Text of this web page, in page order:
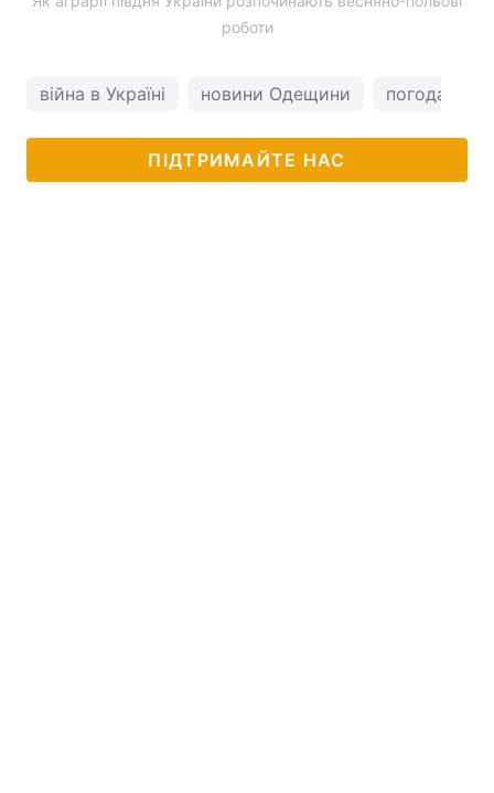
роботи
війна в Україні новини Одещини погода в
ПІДТРИМАЙТЕ НАС